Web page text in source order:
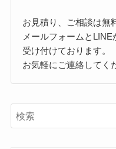
お見積り、ご相談は無
メールフォームと
受け付けております。
お気軽にご連絡してく